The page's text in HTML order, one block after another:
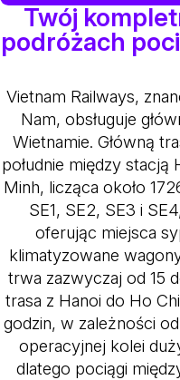
Twój
podróżach
Vietnam Railways,
Nam, obsługuje
Wietnamie. Główną
południe między stacją
Minh, licząca około
SE1, SE2, SE3 i
oferując miejsca
klimatyzowane
trwa zazwyczaj od 15
trasa z Hanoi do Ho
godzin, w zależności
operacyjnej kolei
dlatego pociągi